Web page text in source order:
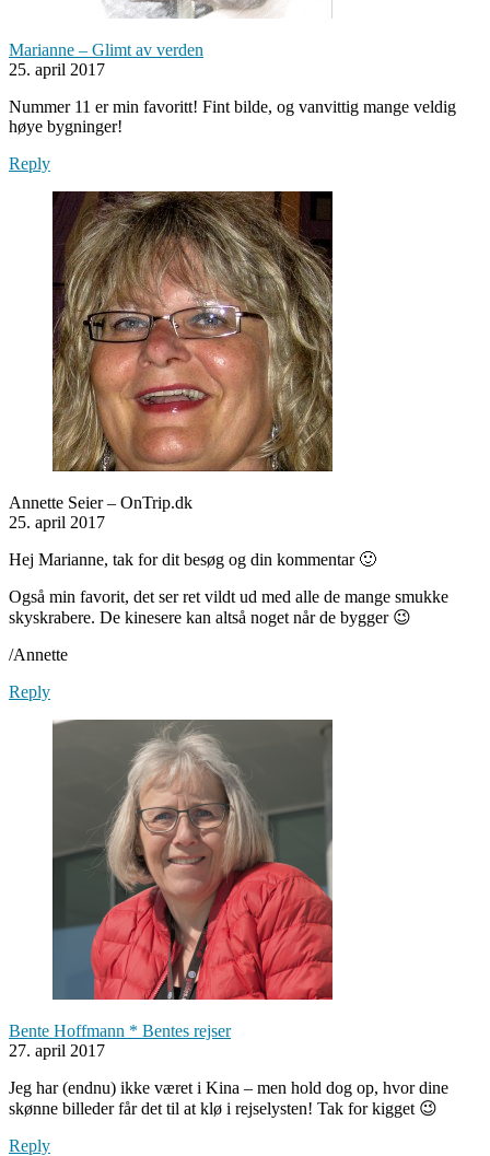
Marianne – Glimt av verden
25. april 2017
Nummer 11 er min favoritt! Fint bilde, og vanvittig mange veldig
høye bygninger!
Reply
Annette Seier – OnTrip.dk
25. april 2017
Hej Marianne, tak for dit besøg og din kommentar 🙂
Også min favorit, det ser ret vildt ud med alle de mange smukke
skyskrabere. De kinesere kan altså noget når de bygger 😉
/Annette
Reply
Bente Hoffmann * Bentes rejser
27. april 2017
Jeg har (endnu) ikke været i Kina – men hold dog op, hvor dine
skønne billeder får det til at klø i rejselysten! Tak for kigget 😉
Reply